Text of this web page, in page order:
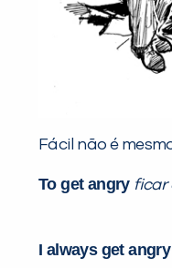
Fácil não é
To get angry ficar
I always get